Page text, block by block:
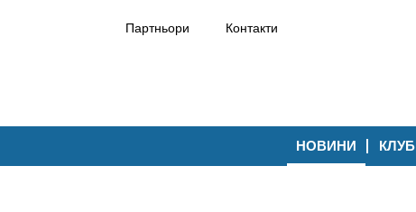
Партньори Контакти
НОВИНИ КЛУБ